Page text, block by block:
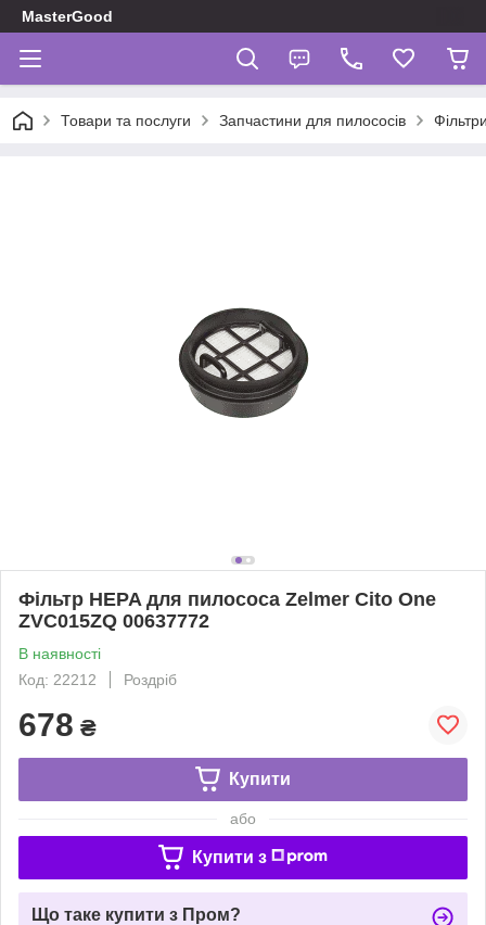
MasterGood
Товари та послуги Запчастини для пилососів
Фільтр HEPA для пилососа Zelmer Cito One
ZVC015ZQ 00637772
В наявності
Код: 22212
Роздріб
678 ₴
Купити
або
Купити з
Що таке купити з Пром?